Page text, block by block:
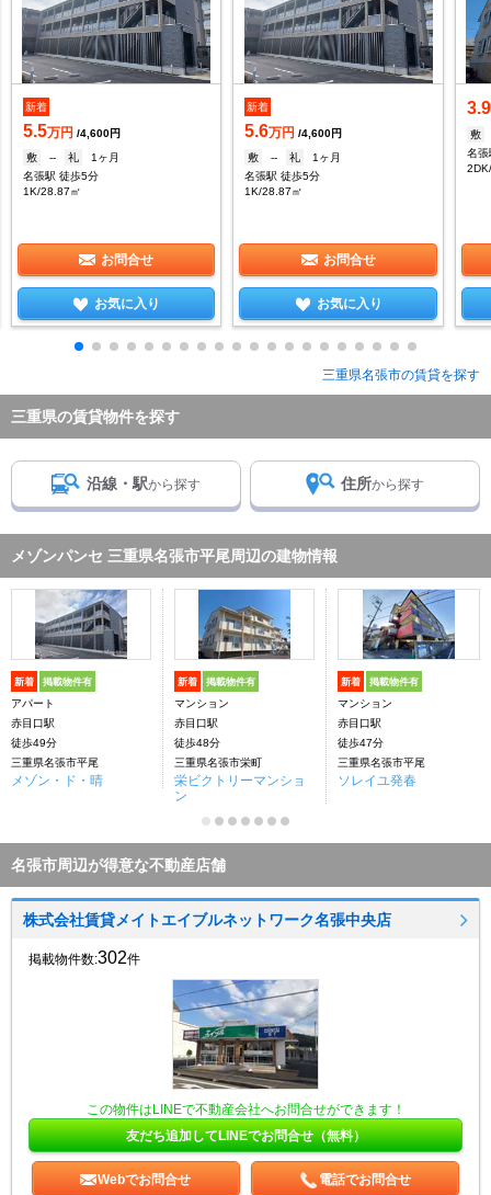
新着
5.5万円 /4,600円
敷
-- 礼
1ヶ月
名張駅 徒歩5分
1K/28.87㎡
お問合せ
お気に入り
新着
5.6万円 /4,600円
敷
-- 礼
1ヶ月
名張駅 徒歩5分
1K/28.87㎡
お問合せ
お気に入り
3.9
敷
名張
三重県名張市の賃貸を探す
三重県の賃貸物件を探す
沿線・駅から探す 住所から探す
メゾンパンセ 三重県名張市平尾周辺の建物情報
新着 掲載物件有
アパート
赤目口駅
徒歩49分
三重県名張市平尾
メゾン・ド・晴
新着 掲載物件有
マンション
赤目口駅
徒歩48分
三重県名張市栄町
栄ビクトリーマンショ
ン
新着 掲載物件有
マンション
赤目口駅
徒歩47分
三重県名張市平尾
ソレイユ発春
名張市周辺が得意な不動産店舗
株式会社賃貸メイトエイブルネットワーク名張中央店
掲載物件数:302件
この物件はLINEで不動産会社へお問合せができます！
友だち追加してLINEでお問合せ（無料）
Webでお問合せ 電話でお問合せ